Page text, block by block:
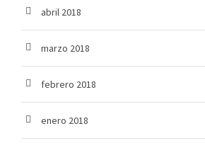
abril 2018
marzo 2018
febrero 2018
enero 2018